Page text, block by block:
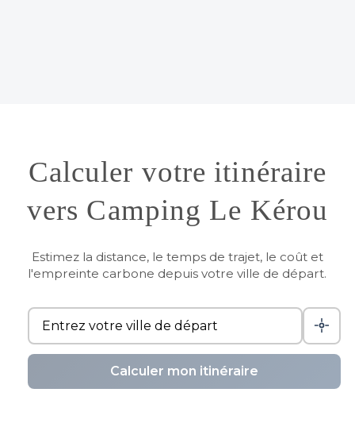
Calculer votre itinéraire
vers Camping Le Kérou
Estimez la distance, le temps de trajet, le coût et
l'empreinte carbone depuis votre ville de départ.
Calculer mon itinéraire